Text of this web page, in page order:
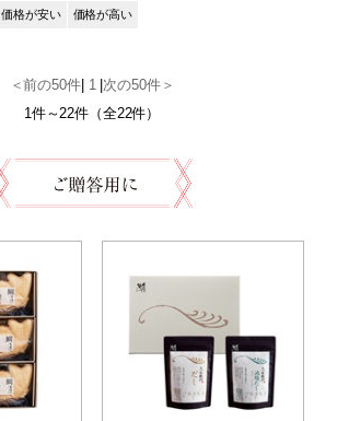
価格が安い 価格が高い
＜前の50件| 1 |次の50件＞
1件～22件（全22件）